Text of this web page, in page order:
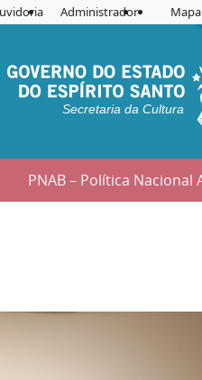
Administrador
Secretaria da Cultura
PNAB – Política Nacional